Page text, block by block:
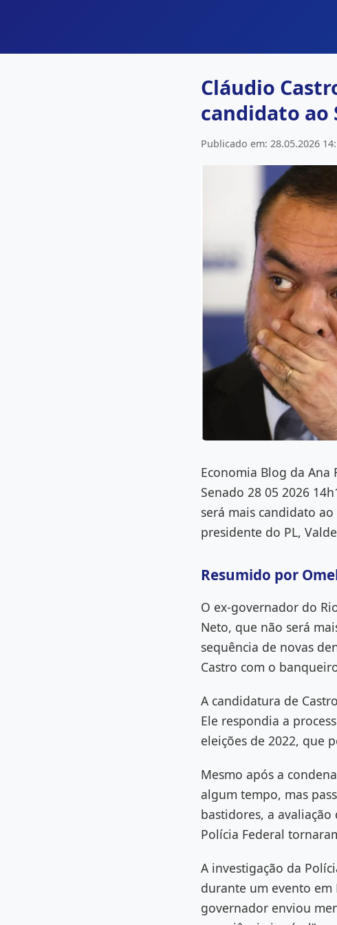
Cláudio
candidato ao
Publicado em: 28.05.2026
Economia Blog da Ana
Senado 28 05 2026
será mais candidato
presidente do PL,
Resumido por
O ex-governador do
Neto, que não será
sequência de novas
Castro com o
A candidatura de
Ele respondia a
eleições de 2022, que
Mesmo após a
algum tempo, mas
bastidores, a
Polícia Federal
A investigação da
durante um evento em
governador enviou